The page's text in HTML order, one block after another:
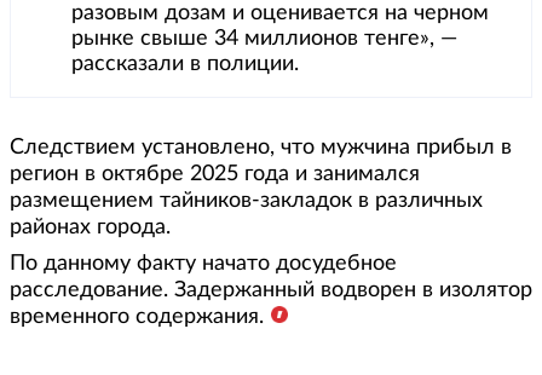
разовым дозам и оценивается на черном
рынке свыше 34 миллионов тенге», —
рассказали в полиции.
Следствием установлено, что мужчина прибыл в
регион в октябре 2025 года и занимался
размещением тайников-закладок в различных
районах города.
По данному факту начато досудебное
расследование. Задержанный водворен в изолятор
временного содержания.